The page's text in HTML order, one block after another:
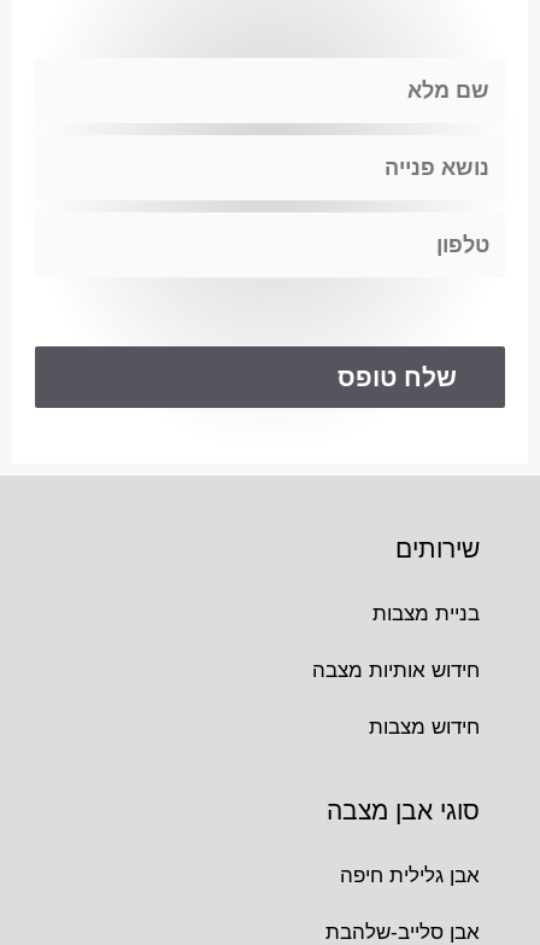
שירותים
בניית מצבות
חידוש אותיות מצבה
חידוש מצבות
סוגי אבן מצבה
אבן גלילית חיפה
אבן סלייב-שלהבת